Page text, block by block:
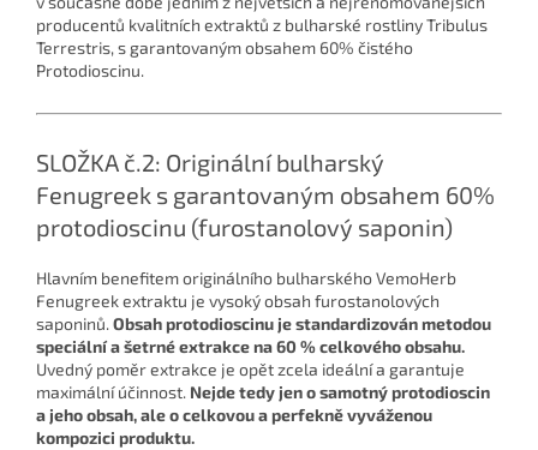
producentů kvalitních extraktů z bulharské rostliny Tribulus
Terrestris, s garantovaným obsahem 60% čistého
Protodioscinu.
SLOŽKA č.2: Originální bulharský
Fenugreek s garantovaným obsahem 60%
protodioscinu (furostanolový saponin)
Hlavním benefitem originálního bulharského VemoHerb
Fenugreek extraktu je vysoký obsah furostanolových
saponinů. Obsah protodioscinu je standardizován metodou
speciální a šetrné extrakce na 60 % celkového obsahu.
Uvedný poměr extrakce je opět zcela ideální a garantuje
maximální účinnost. Nejde tedy jen o samotný protodioscin
a jeho obsah, ale o celkovou a perfekně vyváženou
kompozici produktu.